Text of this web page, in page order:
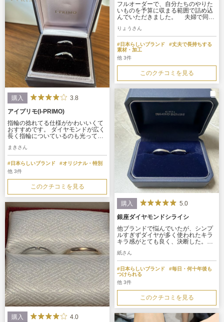
フルオーダーで、自分たちのやりた
いものを予算に収まる範囲で詰め込
んでいただきました。 夫婦で同じ
り、捻りの入ったものがいい、シン
プルな形がいいなどの希望を入れて
いただいています。
りょうさん
#日本らしいブランド
#丈夫で長持ちする
素材・加工
他 3件
このクチコミを見る
購入
3.8
アイプリモ(I-PRIMO)
指輪の捻れてる仕様がかわいいくて
おすすめです。 ダイヤモンドが広く
長く指輪についているのも光ってて
長くついてる割には目立ちすぎてな
いところも魅力に感じました。 女性
用のものやったんですけどつい買っ
てしまいました。
まきさん
#日本らしいブランド
#オリジナル・特別
他 3件
このクチコミを見る
購入
5.0
銀座ダイヤモンドシライシ
他ブランドで悩んでいたが、シンプ
ルすぎずダイヤが多く使われたキラ
キラ感がとても良く、決断した。ま
指がきれいに見えるので良かった。
ペアリングではなかったが、お互い
が気に入るデザインを購入すること
ができた。夫は斜めにつや消し加工
も入れることができとても喜んでい
た。 予算も多くは検討していなかっ
たので、値段もちょうど良く購入す
ることができた。
紙さん
#日本らしいブランド
#毎日・何十年後も
つけられる
他 3件
このクチコミを見る
購入
4.0